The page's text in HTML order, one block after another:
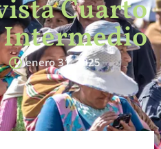
Cuarto
Intermedio
enero 31, 2025